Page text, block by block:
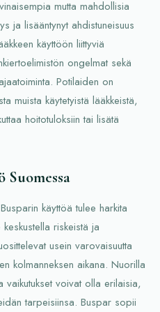
mutta mahdollisia
ja lisääntynyt ahdistuneisuus
käyttöön liittyviä
ongelmat sekä
Potilaiden on
muista käytetyistä lääkkeistä,
hoitotuloksiin tai lisätä
käyttöä tulee harkita
riskeistä ja
usein varovaisuutta
kolmanneksen aikana. Nuorilla
vaikutukset voivat olla erilaisia,
tarpeisiinsa. Buspar sopii